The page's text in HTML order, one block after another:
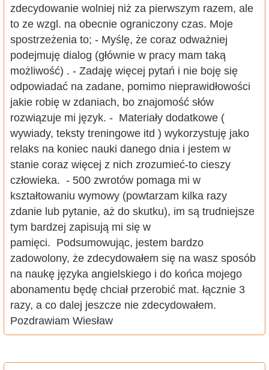
zdecydowanie wolniej niż za pierwszym razem, ale
to ze wzgl. na obecnie ograniczony czas. Moje
spostrzeżenia to; - Myślę, że coraz odważniej
podejmuję dialog (głównie w pracy mam taką
możliwość) . - Zadaję więcej pytań i nie boję się
odpowiadać na zadane, pomimo nieprawidłowości
jakie robię w zdaniach, bo znajomość słów
rozwiązuje mi język. - Materiały dodatkowe (
wywiady, teksty treningowe itd ) wykorzystuję jako
relaks na koniec nauki danego dnia i jestem w
stanie coraz więcej z nich zrozumieć-to cieszy
człowieka. - 500 zwrotów pomaga mi w
kształtowaniu wymowy (powtarzam kilka razy
zdanie lub pytanie, aż do skutku), im są trudniejsze
tym bardzej zapisują mi się w
pamięci. Podsumowując, jestem bardzo
zadowolony, że zdecydowałem się na wasz sposób
na naukę języka angielskiego i do końca mojego
abonamentu będę chciał przerobić mat. łącznie 3
razy, a co dalej jeszcze nie zdecydowałem.
Pozdrawiam Wiesław